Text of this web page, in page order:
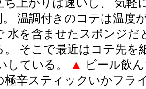
ち上がりは速いし、 気軽
。 温調付きのコテは温度
水を含ませたスポンジだ
。 そこで最近はコテ先を
している。
▲ ビール飲
極辛スティックいかフラ